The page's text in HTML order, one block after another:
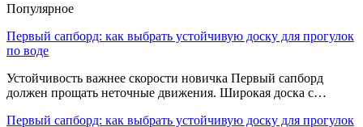
Популярное
Первый сапборд: как выбрать устойчивую доску для прогулок
по воде
Устойчивость важнее скорости новичка Первый сапборд
должен прощать неточные движения. Широкая доска с…
Первый сапборд: как выбрать устойчивую доску для прогулок